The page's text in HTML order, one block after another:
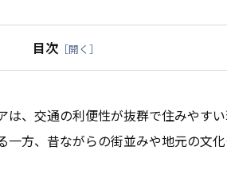
目次 ［開く］
、交通の利便性が抜群で住みやす
方、昔ながらの街並みや地元の文